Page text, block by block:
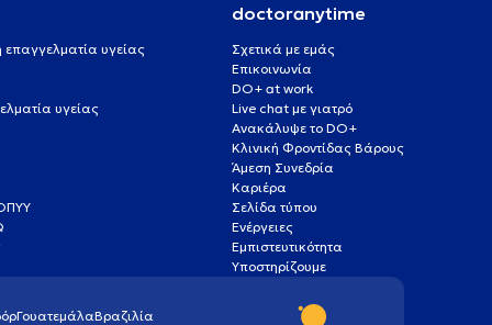
επαγγελματία υγείας
υγείας
doctoranytime
Σχετικά με εμάς
Επικοινωνία
DO+ at work
Live chat με γιατρό
Ανακάλυψε το DO+
Κλινική Φροντίδας Βάρους
Άμεση Συνεδρία
Καριέρα
Σελίδα τύπου
Ενέργειες
Εμπιστευτικότητα
Υποστηρίζουμε
ΓουατεμάλαΒραζιλία